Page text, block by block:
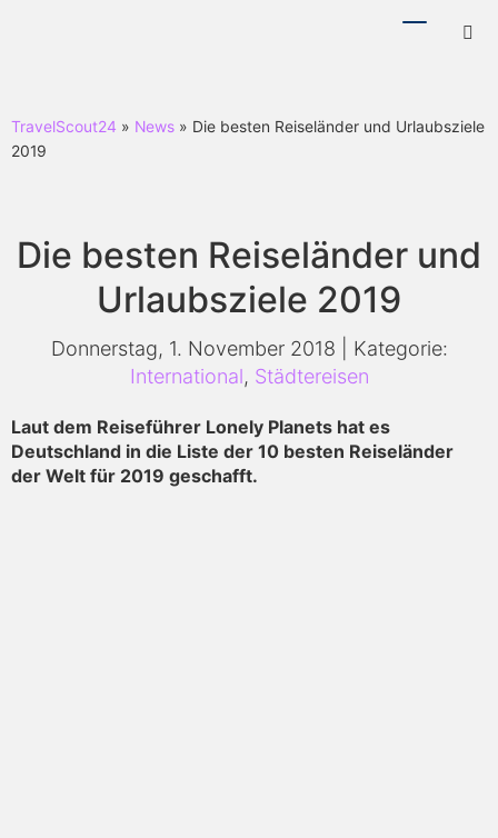
TravelScout24 » News » Die besten Reiseländer und Urlaubsziele
2019
Die besten Reiseländer und
Urlaubsziele 2019
Donnerstag, 1. November 2018 | Kategorie:
International, Städtereisen
Laut dem Reiseführer Lonely Planets hat es
Deutschland in die Liste der 10 besten Reiseländer
der Welt für 2019 geschafft.